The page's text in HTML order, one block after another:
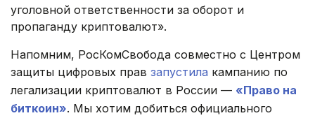
уголовной ответственности за оборот и
пропаганду криптовалют».
Напомним, РосКомСвобода совместно с Центром
защиты цифровых прав запустила кампанию по
легализации криптовалют в России — «Право на
биткоин». Мы хотим добиться официального